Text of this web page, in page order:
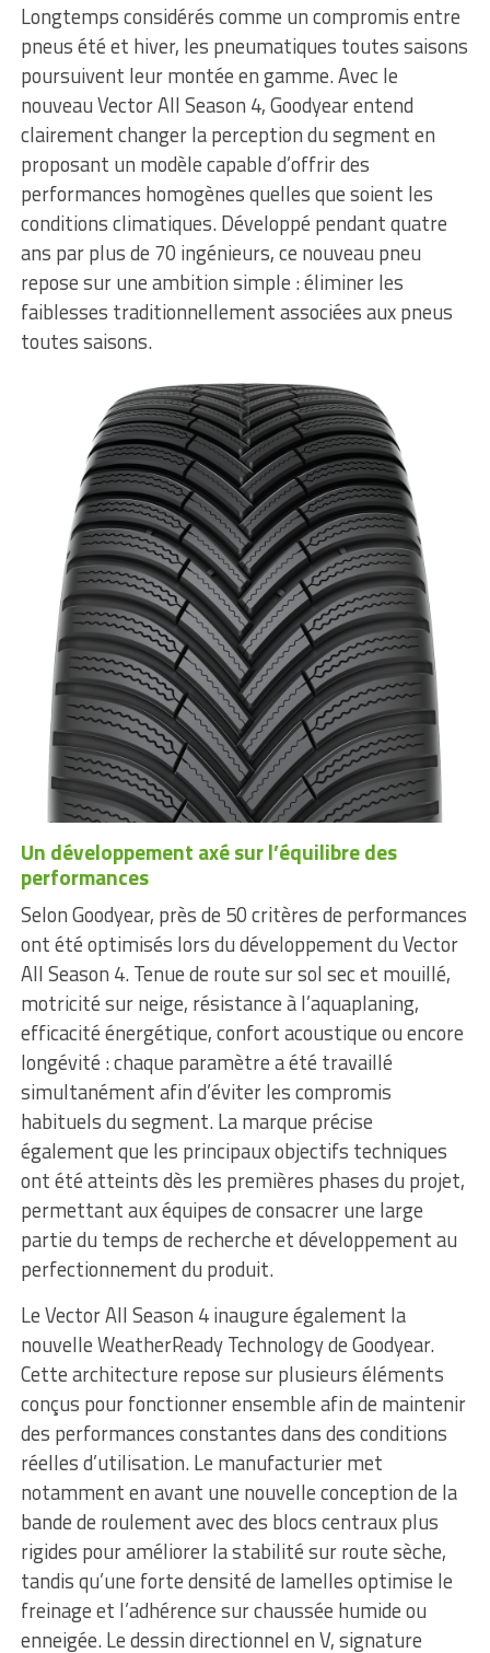
Longtemps considérés comme un compromis entre
pneus été et hiver, les pneumatiques toutes saisons
poursuivent leur montée en gamme. Avec le
nouveau Vector All Season 4, Goodyear entend
clairement changer la perception du segment en
proposant un modèle capable d’offrir des
performances homogènes quelles que soient les
conditions climatiques. Développé pendant quatre
ans par plus de 70 ingénieurs, ce nouveau pneu
repose sur une ambition simple : éliminer les
faiblesses traditionnellement associées aux pneus
toutes saisons.
Un développement axé sur l’équilibre des
performances
Selon Goodyear, près de 50 critères de performances
ont été optimisés lors du développement du Vector
All Season 4. Tenue de route sur sol sec et mouillé,
motricité sur neige, résistance à l’aquaplaning,
efficacité énergétique, confort acoustique ou encore
longévité : chaque paramètre a été travaillé
simultanément afin d’éviter les compromis
habituels du segment. La marque précise
également que les principaux objectifs techniques
ont été atteints dès les premières phases du projet,
permettant aux équipes de consacrer une large
partie du temps de recherche et développement au
perfectionnement du produit.
Le Vector All Season 4 inaugure également la
nouvelle WeatherReady Technology de Goodyear.
Cette architecture repose sur plusieurs éléments
conçus pour fonctionner ensemble afin de maintenir
des performances constantes dans des conditions
réelles d’utilisation. Le manufacturier met
notamment en avant une nouvelle conception de la
bande de roulement avec des blocs centraux plus
rigides pour améliorer la stabilité sur route sèche,
tandis qu’une forte densité de lamelles optimise le
freinage et l’adhérence sur chaussée humide ou
enneigée. Le dessin directionnel en V, signature